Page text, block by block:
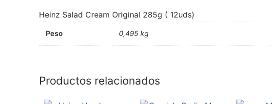
Heinz Salad Cream Original 285g ( 12uds)
Peso 0,495 kg
Productos relacionados